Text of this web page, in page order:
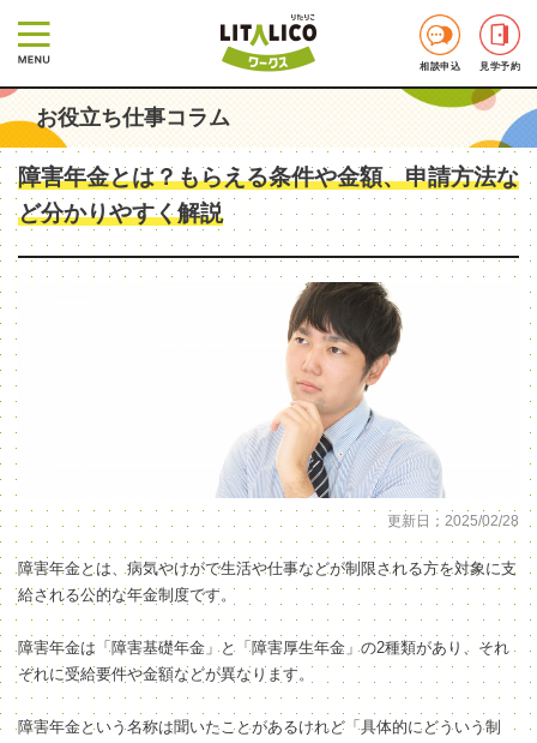
相談申込 見学予約
お役立ち仕事コラム
障害年金とは？もらえる条件や金額、申請方法な
ど分かりやすく解説
更新日：2025/02/28
障害年金とは、病気やけがで生活や仕事などが制限される方を対象に支
給される公的な年金制度です。
障害年金は「障害基礎年金」と「障害厚生年金」の2種類があり、それ
ぞれに受給要件や金額などが異なります。
障害年金という名称は聞いたことがあるけれど「具体的にどういう制